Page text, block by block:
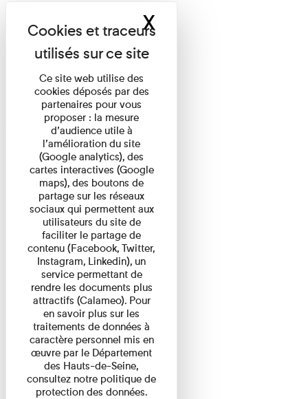
Ce site web utilise des
cookies déposés par des
partenaires pour vous
proposer : la mesure
d’audience utile à
l’amélioration du site
(Google analytics), des
cartes interactives (Google
maps), des boutons de
partage sur les réseaux
sociaux qui permettent aux
utilisateurs du site de
faciliter le partage de
contenu (Facebook, Twitter,
Instagram, Linkedin), un
service permettant de
rendre les documents plus
attractifs (Calameo). Pour
en savoir plus sur les
traitements de données à
caractère personnel mis en
œuvre par le Département
des Hauts-de-Seine,
consultez notre politique de
protection des données.
XMasquer le